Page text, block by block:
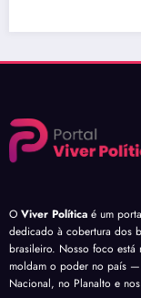
O Viver Política é um
dedicado à cobertura dos
brasileiro. Nosso foco está
moldam o poder no país —
Nacional, no Planalto e